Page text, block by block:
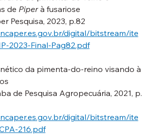
de Piper à fusariose
Pesquisa, 2023, p.82
digital/bitstream/ite
2023-Final-Pag82.pdf
da pimenta-do-reino visando à
de Pesquisa Agropecuária, 2021, p.
digital/bitstream/ite
216.pdf